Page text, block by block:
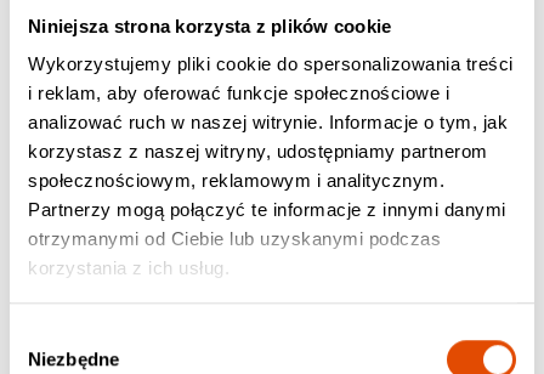
Niniejsza strona korzysta z plików cookie
Wykorzystujemy pliki cookie do spersonalizowania treści
i reklam, aby oferować funkcje społecznościowe i
analizować ruch w naszej witrynie. Informacje o tym, jak
korzystasz z naszej witryny, udostępniamy partnerom
społecznościowym, reklamowym i analitycznym.
Partnerzy mogą połączyć te informacje z innymi danymi
otrzymanymi od Ciebie lub uzyskanymi podczas
korzystania z ich usług.
zgody
Niezbędne